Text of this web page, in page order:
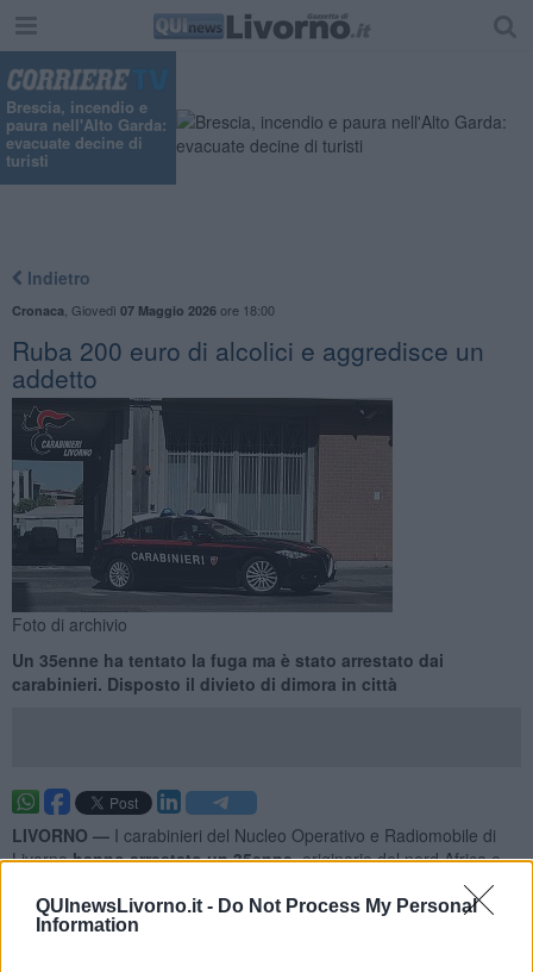
QUInewsLivorno.it - Do Not Process My Personal
Information
Brescia, incendio e
paura nell'Alto Garda:
evacuate decine di
turisti
Indietro
Cronaca Giovedì 07 Maggio 2026ore 18:00
Ruba 200 euro di alcolici e aggredisce un
addetto
Foto di archivio
Un 35enne ha tentato la fuga ma è stato arrestato dai
carabinieri. Disposto il divieto di dimora in città
LIVORNO — I carabinieri del Nucleo Operativo e Radiomobile di
Livornohanno arrestato un 35enne,originario del nord Africa e
gravemente indiziato di rapina impropria.
In base alla ricostruzione dei carabinieri, l’uomo si sarebbe